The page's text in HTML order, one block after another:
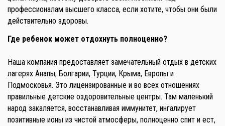
профессионалам высшего класса, если хотите, чтобы они были
действительно здоровы.
Где ребенок может отдохнуть полноценно?
Наша компания предоставляет замечательный отдых в детских
лагерях Анапы, Болгарии, Турции, Крыма, Европы и
Подмосковья. Это лицензированные и во всех отношениях
правильные детские оздоровительные центры. Там маленький
народ закаляется, восстанавливая иммунитет, ингалирует
позитивные ионы из чистой атмосферы, полноценно спит и ест,